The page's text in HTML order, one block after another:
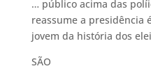
… público acima das
reassume a presidência
jovem da história dos
SÃO